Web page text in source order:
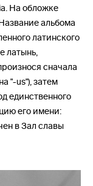
На обложке
альбома
латинского
латынь,
сначала
"-us"), затем
единственного
его имени:
в Зал славы